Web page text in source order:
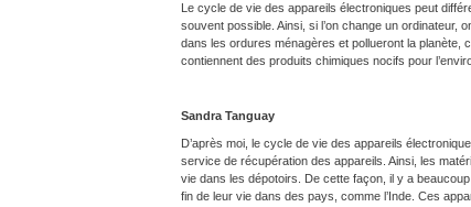
Le cycle de vie des appareils électroniques peut
souvent possible. Ainsi, si l’on change un ordinateur,
dans les ordures ménagères et pollueront la
contiennent des produits chimiques nocifs pour
Sandra Tanguay
D’après moi, le cycle de vie des appareils
service de récupération des appareils. Ainsi, les
vie dans les dépotoirs. De cette façon, il y a
fin de leur vie dans des pays, comme l’Inde. Ces